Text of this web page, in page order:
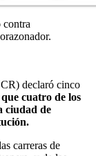
declaró cinco
cuatro de los
ciudad de
carreras de